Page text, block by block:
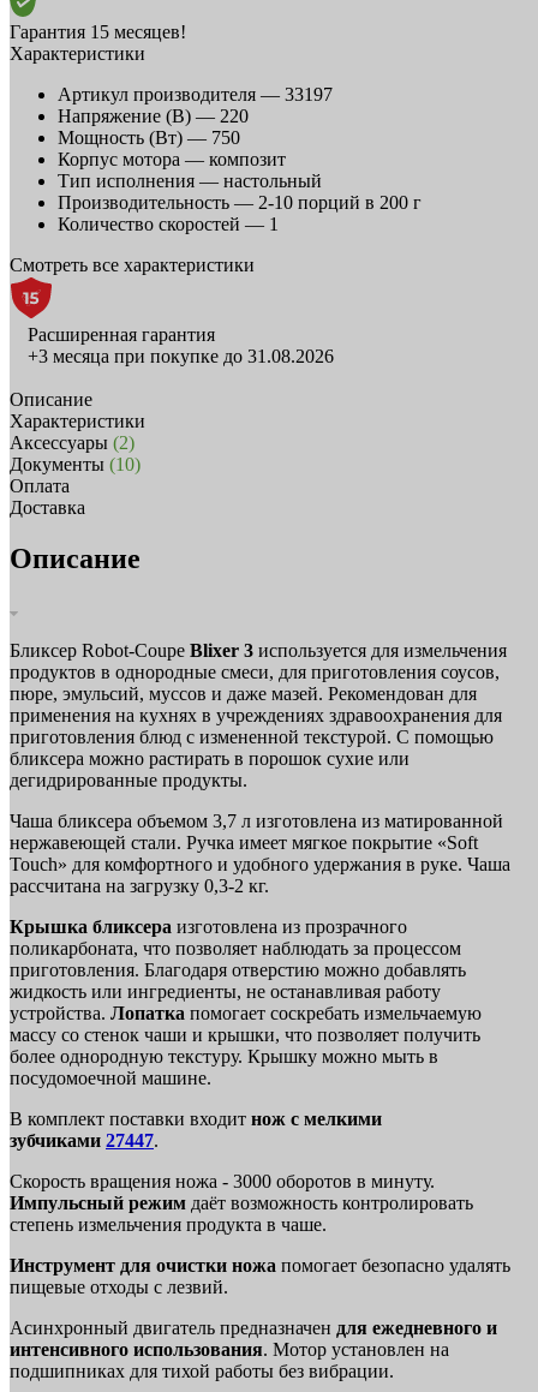
Гарантия 15 месяцев!
Характеристики
Артикул производителя — 33197
Напряжение (В) — 220
Мощность (Вт) — 750
Корпус мотора — композит
Тип исполнения — настольный
Производительность — 2-10 порций в 200 г
Количество скоростей — 1
Смотреть все характеристики
Расширенная гарантия
+3 месяца при покупке до 31.08.2026
Описание
Характеристики
Аксессуары (2)
Документы (10)
Оплата
Доставка
Описание
Бликсер Robot-Coupe Blixer 3 используется для измельчения
продуктов в однородные смеси, для приготовления соусов,
пюре, эмульсий, муссов и даже мазей. Рекомендован для
применения на кухнях в учреждениях здравоохранения для
приготовления блюд с измененной текстурой. С помощью
бликсера можно растирать в порошок сухие или
дегидрированные продукты.
Чаша бликсера объемом 3,7 л изготовлена из матированной
нержавеющей стали. Ручка имеет мягкое покрытие «Soft
Touch» для комфортного и удобного удержания в руке. Чаша
рассчитана на загрузку 0,3-2 кг.
Крышка бликсера изготовлена из прозрачного
поликарбоната, что позволяет наблюдать за процессом
приготовления. Благодаря отверстию можно добавлять
жидкость или ингредиенты, не останавливая работу
устройства. Лопатка помогает соскребать измельчаемую
массу со стенок чаши и крышки, что позволяет получить
более однородную текстуру. Крышку можно мыть в
посудомоечной машине.
В комплект поставки входит нож с мелкими
зубчиками 27447.
Скорость вращения ножа - 3000 оборотов в минуту.
Импульсный режим даёт возможность контролировать
степень измельчения продукта в чаше.
Инструмент для очистки ножа помогает безопасно удалять
пищевые отходы с лезвий.
Асинхронный двигатель предназначен для ежедневного и
интенсивного использования. Мотор установлен на
подшипниках для тихой работы без вибрации.